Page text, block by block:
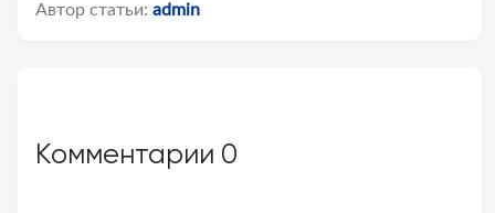
Автор статьи: admin
Комментарии 0